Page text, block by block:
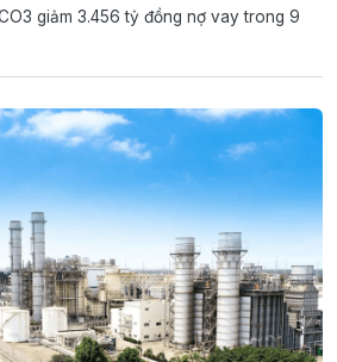
giảm 3.456 tỷ đồng nợ vay trong 9